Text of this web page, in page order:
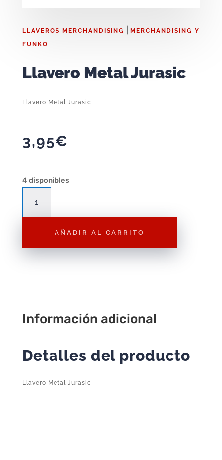
LLAVEROS MERCHANDISING
MERCHANDISING Y
FUNKO
Llavero Metal Jurasic
Llavero Metal Jurasic
3,95€
4 disponibles
Metal
AÑADIR AL CARRITO
Información adicional
Detalles del producto
Llavero Metal Jurasic